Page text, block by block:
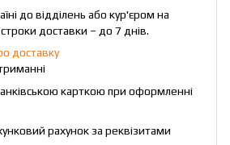
до відділень або кур'єром на
доставки – до 7 днів.
доставку
карткою при оформленні
рахунок за реквізитами